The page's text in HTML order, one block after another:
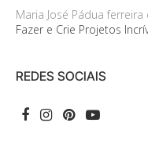
Maria José Pádua ferreira
Fazer e Crie Projetos
REDES SOCIAIS